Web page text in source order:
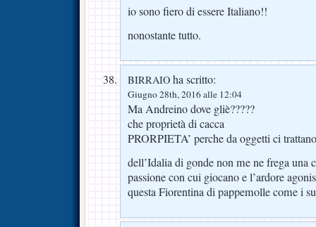
io sono fiero di essere Italiano!!
nonostante tutto.
BIRRAIO ha scritto:
Giugno 28th, 2016 alle 12:04
Ma Andreino dove gliè?????
che proprietà di cacca
PRORPIETA’ perche da oggetti ci trattano
dell’Idalia di gonde non me ne frega una
passione con cui giocano e l’ardore
questa Fiorentina di pappemolle come i